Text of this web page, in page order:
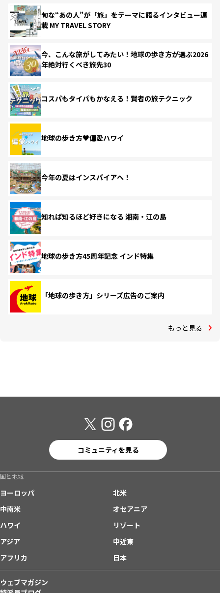
旬な“あの人”が「旅」をテーマに語るインタビュー連
載 MY TRAVEL STORY
今、こんな旅がしてみたい！地球の歩き方が選ぶ2026
年絶対行くべき旅先30
コスパもタイパもかなえる！賢者の旅テクニック
地球の歩き方♥偏愛ハワイ
今年の夏はインスパイアへ！
知れば知るほど好きになる 湘南・江の島
地球の歩き方45周年記念 インド特集
「地球の歩き方」シリーズ広告のご案内
もっと見る
コミュニティを見る
国と地域
ヨーロッパ
北米
中南米
オセアニア
ハワイ
リゾート
アジア
中近東
アフリカ
日本
ウェブマガジン